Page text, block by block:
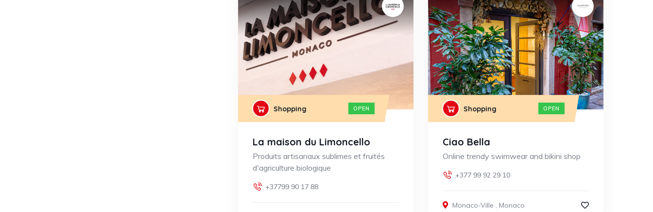
Shopping OPEN
La maison du Limoncello
Produits artisanaux sublimes et fruités
d'agriculture biologique
+37799 90 17 88
Shopping OPEN
Ciao Bella
Online trendy swimwear and bikini shop
+377 99 92 29 10
Monaco-Ville , Monaco